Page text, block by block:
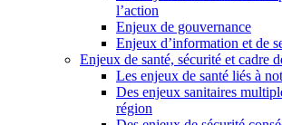
l’action
Enjeux de gouvernance
Enjeux d’information et de
Enjeux de santé, sécurité et cadre
Les enjeux de santé liés à
Des enjeux sanitaires
région